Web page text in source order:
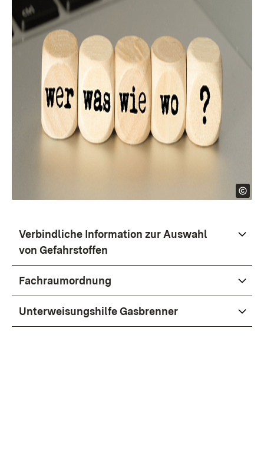
Verbindliche Information zur Auswahl
von Gefahrstoffen
Fachraumordnung
Unterweisungshilfe Gasbrenner